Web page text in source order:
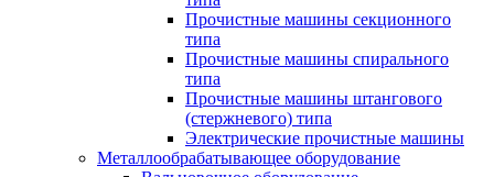
Прочистные машины секционного
типа
Прочистные машины спирального
типа
Прочистные машины штангового
(стержневого) типа
Электрические прочистные машины
Металлообрабатывающее оборудование